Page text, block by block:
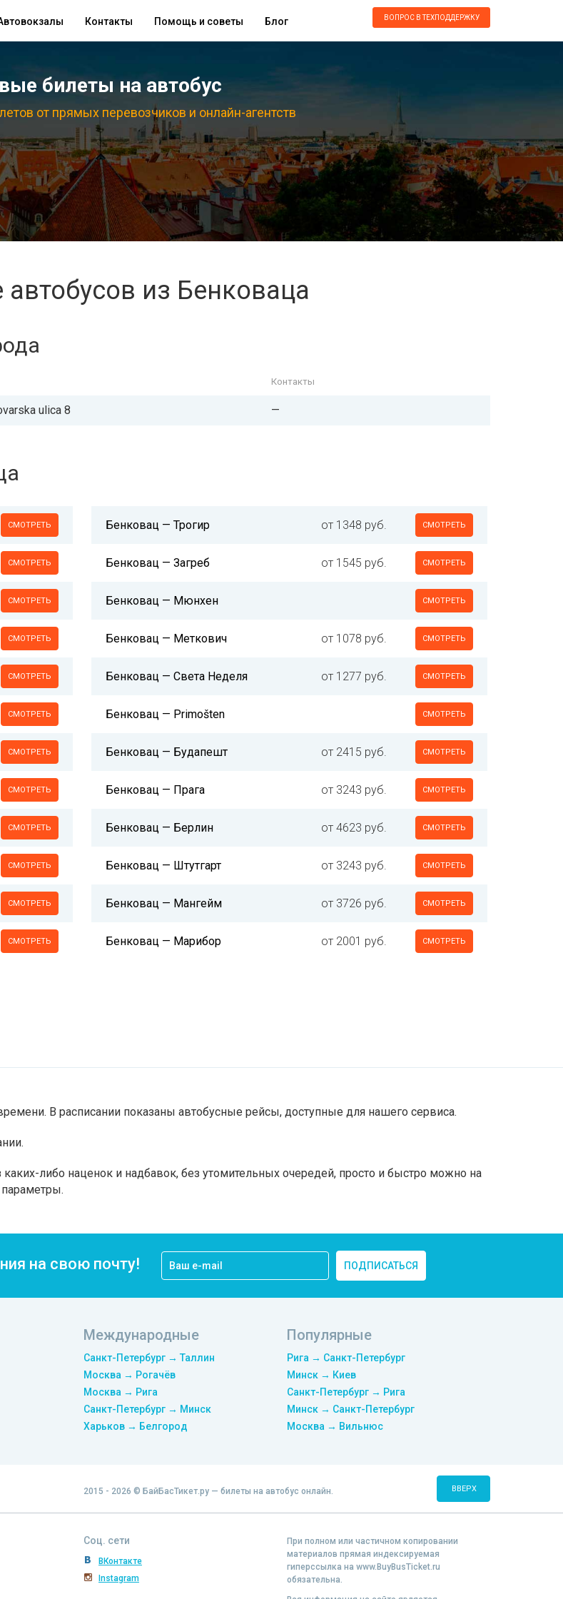
Контакты Помощь и советы Блог ВОПРОС В ТЕХПОДДЕРЖКУ
билеты на автобус
от прямых перевозчиков и онлайн-агентств
автобусов из Бенковаца
Контакты
ulica 8 —
СМОТРЕТЬ Бенковац — Трогир СМОТРЕТЬ
от 1348 руб.
СМОТРЕТЬ Бенковац — Загреб СМОТРЕТЬ
от 1545 руб.
СМОТРЕТЬ Бенковац — Мюнхен СМОТРЕТЬ
СМОТРЕТЬ Бенковац — Меткович СМОТРЕТЬ
от 1078 руб.
СМОТРЕТЬ Бенковац — Света Неделя СМОТРЕТЬ
от 1277 руб.
СМОТРЕТЬ Бенковац — Primošten СМОТРЕТЬ
СМОТРЕТЬ Бенковац — Будапешт СМОТРЕТЬ
от 2415 руб.
СМОТРЕТЬ Бенковац — Прага СМОТРЕТЬ
от 3243 руб.
СМОТРЕТЬ Бенковац — Берлин СМОТРЕТЬ
от 4623 руб.
СМОТРЕТЬ Бенковац — Штутгарт СМОТРЕТЬ
от 3243 руб.
СМОТРЕТЬ Бенковац — Мангейм СМОТРЕТЬ
от 3726 руб.
СМОТРЕТЬ Бенковац — Марибор СМОТРЕТЬ
от 2001 руб.
В расписании показаны автобусные рейсы, доступные для нашего сервиса.
либо наценок и надбавок, без утомительных очередей, просто и быстро можно на
на свою почту! ПОДПИСАТЬСЯ
Международные
Санкт-Петербург → Таллин
Москва → Рогачёв
Москва → Рига
Санкт-Петербург → Минск
Харьков → Белгород
Популярные
Рига → Санкт-Петербург
Минск → Киев
Санкт-Петербург → Рига
Минск → Санкт-Петербург
Москва → Вильнюс
2015 - 2026 © БайБасТикет.ру — билеты на автобус онлайн. ВВЕРХ
Соц. сети
ВКонтакте
Instagram
При полном или частичном копировании
материалов прямая индексируемая
гиперссылка на www.BuyBusTicket.ru
обязательна.